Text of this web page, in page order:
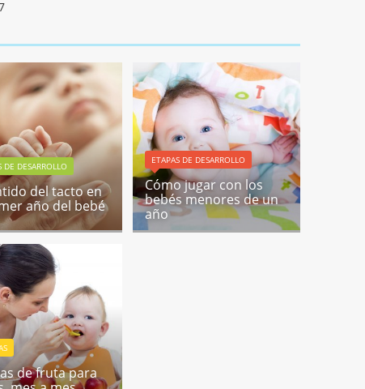
DE DESARROLLO
del tacto en
año del bebé
ETAPAS DE DESARROLLO
Cómo jugar con los
bebés menores de un
año
de fruta para